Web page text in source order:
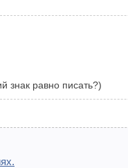
знак равно писать?)